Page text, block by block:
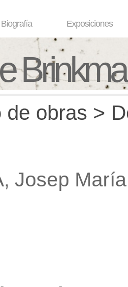
Biografía Exposiciones
de obras >
Josep María